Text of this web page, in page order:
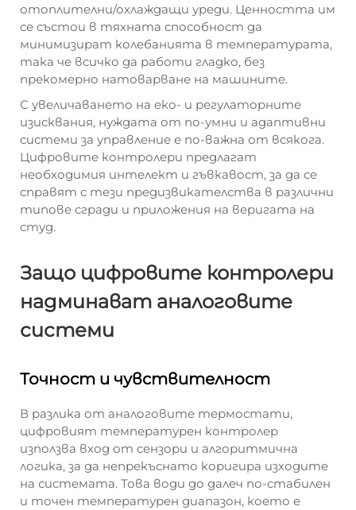
отоплителни/охлаждащи уреди. Ценността им
се състои в тяхната способност да
минимизират колебанията в температурата,
така че всичко да работи гладко, без
прекомерно натоварване на машините.
С увеличаването на еко- и регулаторните
изисквания, нуждата от по-умни и адаптивни
системи за управление е по-важна от всякога.
Цифровите контролери предлагат
необходимия интелект и гъвкавост, за да се
справят с тези предизвикателства в различни
типове сгради и приложения на веригата на
студ.
Защо цифровите контролери
надминават аналоговите
системи
Точност и чувствителност
В разлика от аналоговите термостати,
цифровият температурен контролер
използва вход от сензори и алгоритмична
логика, за да непрекъснато коригира изходите
на системата. Това води до далеч по-стабилен
и точен температурен диапазон, което е